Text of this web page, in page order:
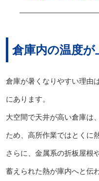
倉庫内の温度が
倉庫が暑くなりやすい理由
にあります。
大空間で天井が高い倉庫は
ため、高所作業ではとくに
さらに、金属系の折板屋根
蓄えられた熱が庫内へと伝